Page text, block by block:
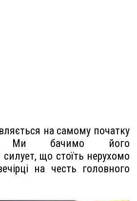
на самому початку
Ми бачимо його
що стоїть нерухомо
на честь головного